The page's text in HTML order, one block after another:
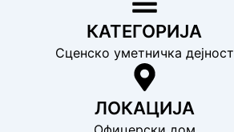
КАТЕГОРИЈА
Сценско уметничка дејност
ЛОКАЦИЈА